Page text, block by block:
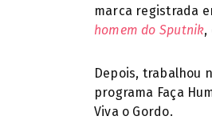
marca registrada
homem do Sputnik,
Depois, trabalhou
programa Faça
Viva o Gordo.